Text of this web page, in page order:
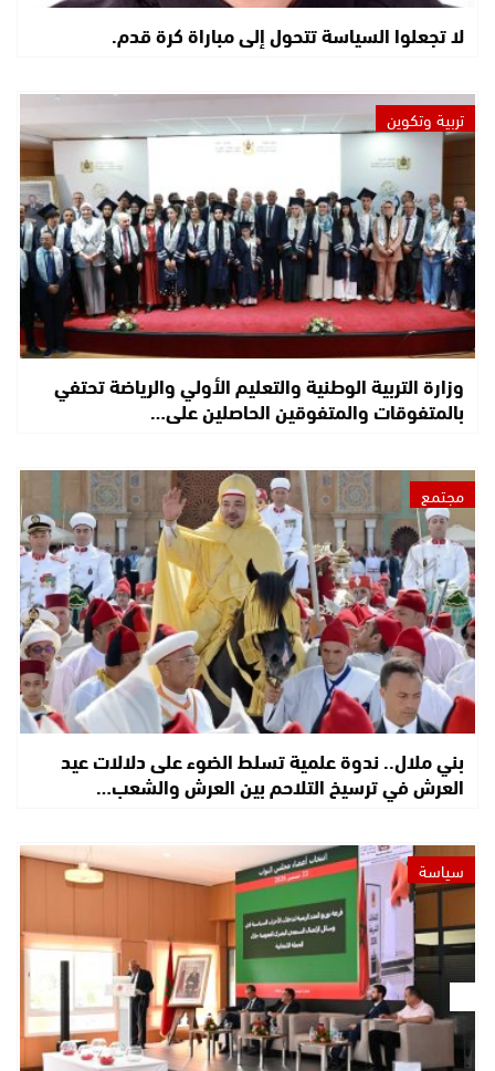
لا تجعلوا السياسة تتحول إلى مباراة كرة قدم.
تربية وتكوين
وزارة التربية الوطنية والتعليم الأولي والرياضة تحتفي
بالمتفوقات والمتفوقين الحاصلين على…
مجتمع
بني ملال.. ندوة علمية تسلط الضوء على دلالات عيد
العرش في ترسيخ التلاحم بين العرش والشعب…
سياسة